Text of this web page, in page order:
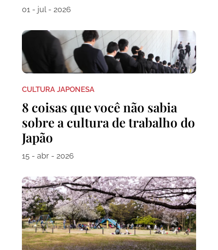
01 - jul - 2026
CULTURA JAPONESA
8 coisas que você não sabia
sobre a cultura de trabalho do
Japão
15 - abr - 2026